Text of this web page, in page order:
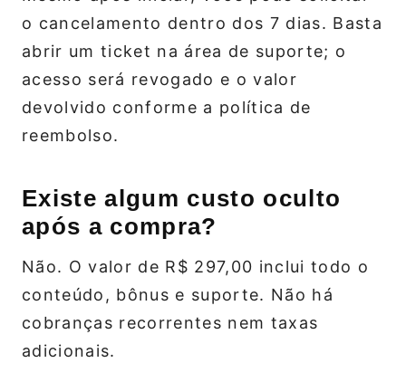
o cancelamento dentro dos 7 dias. Basta
abrir um ticket na área de suporte; o
acesso será revogado e o valor
devolvido conforme a política de
reembolso.
Existe algum custo oculto
após a compra?
Não. O valor de R$ 297,00 inclui todo o
conteúdo, bônus e suporte. Não há
cobranças recorrentes nem taxas
adicionais.